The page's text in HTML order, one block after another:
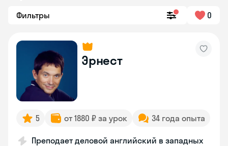
Фильтры 0
Эрнест
5 от 1880 ₽ за урок 34 года опыта
Преподает деловой английский в западных